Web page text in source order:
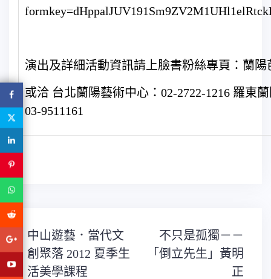
演出及詳細活動資訊請上臉書粉絲專頁：蘭陽
或洽 台北蘭陽藝術中心：02-2722-1216 羅東
03-9511161
文
章
導
覽
中山遊藝．當代文
創聚落 2012 夏季生
活美學課程
不只是孤獨－－
「倒立先生」黃明
正